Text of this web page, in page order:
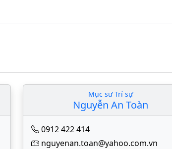
Mục sư Trí sự
Nguyễn An Toàn
0912 422 414
nguyenan.toan@yahoo.com.vn